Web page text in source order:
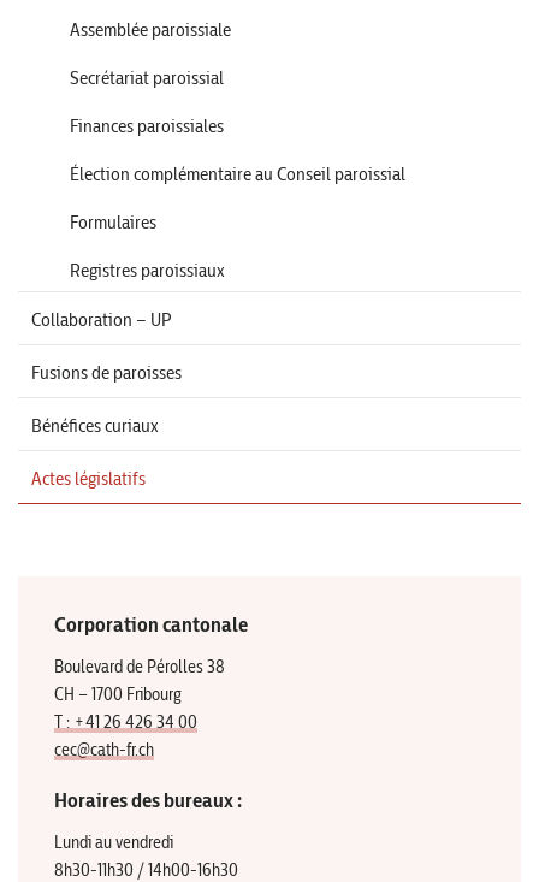
Assemblée paroissiale
Secrétariat paroissial
Finances paroissiales
Élection complémentaire au Conseil paroissial
Formulaires
Registres paroissiaux
Collaboration – UP
Fusions de paroisses
Bénéfices curiaux
Actes législatifs
Corporation cantonale
Boulevard de Pérolles 38
CH – 1700 Fribourg
T : +41 26 426 34 00
cec@cath-fr.ch
Horaires des bureaux :
Lundi au vendredi
8h30-11h30 / 14h00-16h30